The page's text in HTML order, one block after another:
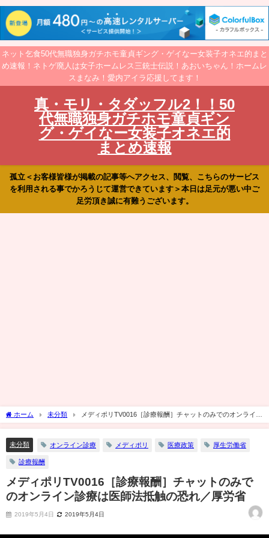
ネット乞食50代無職独身ガチホモ童貞ギング・ゲイなー女装子オネエ的まと
め速報！ネトゲ廃人は女子ホームレス三銃士伝説！あおいちゃん！ホームレ
スまなみ！愛内アイラ応援してます！
真・モリ・タダッフル2！！50
代無職独身ガチホモ童貞ギン
グ・ゲイなー女装子オネエ的
まとめ速報
孤立＜お客様皆様が掲載の記事等へアクセス、閲覧、こちらのサービス
を利用される事でかろうじて運営できています＞本日は足元が悪い中ご
足労頂き誠に有難うございます。
ホーム 未分類
メディポリTV0016［診療報酬］チャットのみでのオンライン
診療は医師法抵触の恐れ／厚労省
未分類 オンライン診療 メディポリ 医療政策 厚生労働省
診療報酬
メディポリTV0016［診療報酬］チャットのみで
のオンライン診療は医師法抵触の恐れ／厚労省
2019年5月4日 2019年5月4日